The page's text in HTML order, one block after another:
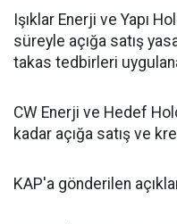
Işıklar Enerji ve Yapı
süreyle açığa satış
takas tedbirleri
CW Enerji ve Hedef
kadar açığa satış ve
KAP'a gönderilen